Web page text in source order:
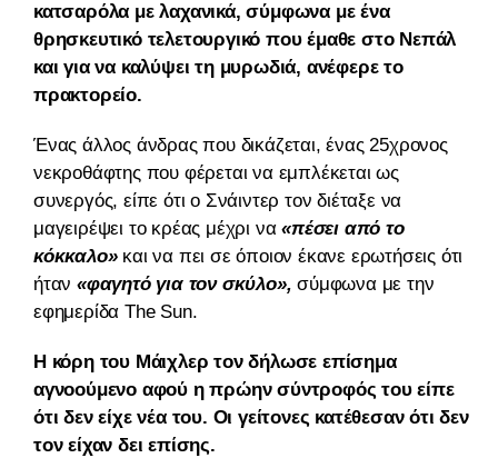
κατσαρόλα με λαχανικά, σύμφωνα με ένα
θρησκευτικό τελετουργικό που έμαθε στο Νεπάλ
και για να καλύψει τη μυρωδιά, ανέφερε το
πρακτορείο.
Ένας άλλος άνδρας που δικάζεται, ένας 25χρονος
νεκροθάφτης που φέρεται να εμπλέκεται ως
συνεργός, είπε ότι ο Σνάιντερ τον διέταξε να
μαγειρέψει το κρέας μέχρι να«πέσει από το
κόκκαλο»και να πει σε όποιον έκανε ερωτήσεις ότι
ήταν «φαγητό για τον σκύλο», σύμφωνα με την
εφημερίδα The Sun.
Η κόρη του Μάιχλερ τον δήλωσε επίσημα
αγνοούμενο αφού η πρώην σύντροφός του είπε
ότι δεν είχε νέα του. Οι γείτονες κατέθεσαν ότι δεν
τον είχαν δει επίσης.